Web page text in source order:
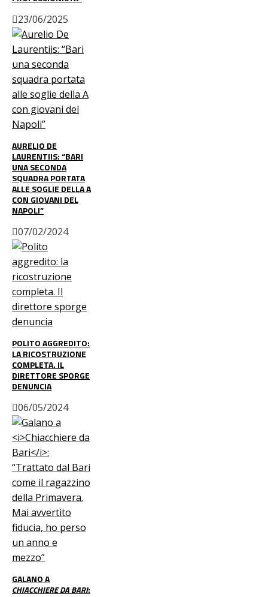
23/06/2025
AURELIO DE
LAURENTIIS: “BARI
UNA SECONDA
SQUADRA PORTATA
ALLE SOGLIE DELLA A
CON GIOVANI DEL
NAPOLI”
07/02/2024
POLITO AGGREDITO:
LA RICOSTRUZIONE
COMPLETA. IL
DIRETTORE SPORGE
DENUNCIA
06/05/2024
GALANO A
CHIACCHIERE DA BARI: